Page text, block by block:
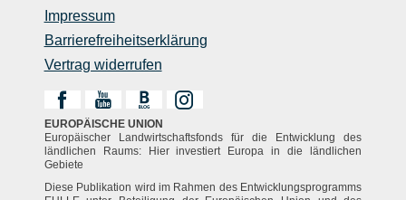
Impressum
Barrierefreiheitserklärung
Vertrag widerrufen
EUROPÄISCHE UNION
Europäischer Landwirtschaftsfonds für die Entwicklung des
ländlichen Raums: Hier investiert Europa in die ländlichen
Gebiete
Diese Publikation wird im Rahmen des Entwicklungsprogramms